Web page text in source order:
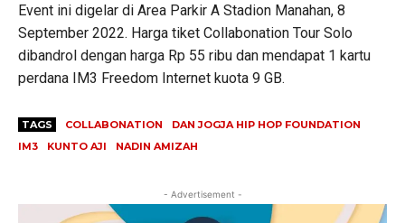
Event ini digelar di Area Parkir A Stadion Manahan, 8
September 2022. Harga tiket Collabonation Tour Solo
dibandrol dengan harga Rp 55 ribu dan mendapat 1 kartu
perdana IM3 Freedom Internet kuota 9 GB.
TAGS COLLABONATION
DAN JOGJA HIP HOP FOUNDATION
IM3
KUNTO AJI NADIN AMIZAH
- Advertisement -